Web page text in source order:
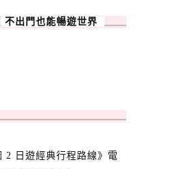
出門也能暢遊世界
2 日遊經典行程路線》電